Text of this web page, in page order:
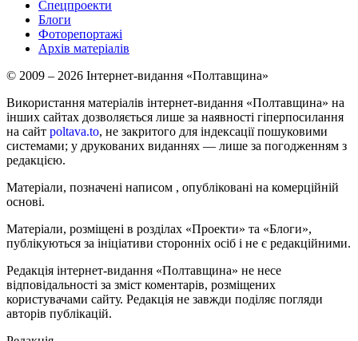
Спецпроекти
Блоги
Фоторепортажі
Архів матеріалів
© 2009 – 2026 Інтернет-видання «Полтавщина»
Використання матеріалів інтернет-видання «Полтавщина» на
інших сайтах дозволяється лише за наявності гіперпосилання
на сайт poltava.to, не закритого для індексації пошуковими
системами; у друкованих виданнях — лише за погодженням з
редакцією.
Матеріали, позначені написом , опубліковані на комерційній
основі.
Матеріали, розміщені в розділах «Проекти» та «Блоги»,
публікуються за ініціативи сторонніх осіб і не є редакційними.
Редакція інтернет-видання «Полтавщина» не несе
відповідальності за зміст коментарів, розміщених
користувачами сайту. Редакція не завжди поділяє погляди
авторів публікацій.